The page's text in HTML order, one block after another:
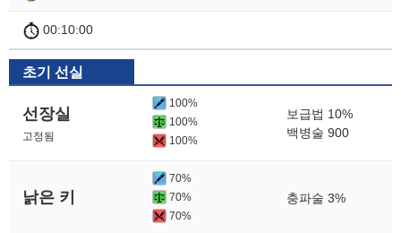
00:10:00
초기 선실
선장실
고정됨
100%
100%
100%
보급법 10%
백병술 900
낡은 키
70%
70%
70%
충파술 3%